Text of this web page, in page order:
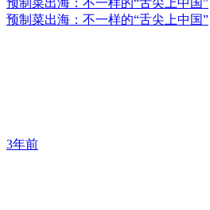
预制菜出海：不一样的“舌尖上中国”
预制菜出海：不一样的“舌尖上中国”
3年前